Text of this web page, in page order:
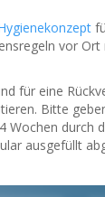
vor
für eine
Bitte
durch
ausgefüllt